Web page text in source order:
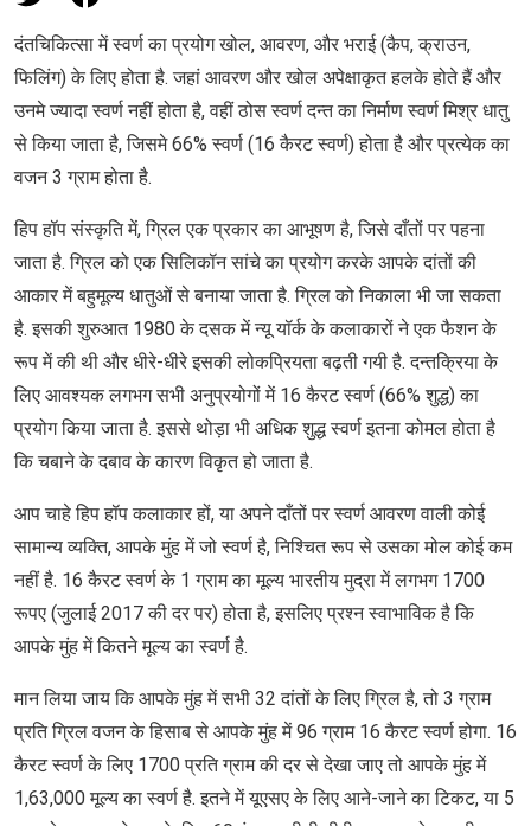
दंतचिकित्सा में स्वर्ण का प्रयोग खोल, आवरण, और भराई (कैप, क्राउन,
फिलिंग) के लिए होता है. जहां आवरण और खोल अपेक्षाकृत हलके होते हैं और
उनमे ज्यादा स्वर्ण नहीं होता है, वहीं ठोस स्वर्ण दन्त का निर्माण स्वर्ण मिश्र धातु
से किया जाता है, जिसमे 66% स्वर्ण (16 कैरट स्वर्ण) होता है और प्रत्येक का
वजन 3 ग्राम होता है.
हिप हॉप संस्कृति में, ग्रिल एक प्रकार का आभूषण है, जिसे दाँतों पर पहना
जाता है. ग्रिल को एक सिलिकॉन सांचे का प्रयोग करके आपके दांतों की
आकार में बहुमूल्य धातुओं से बनाया जाता है. ग्रिल को निकाला भी जा सकता
है. इसकी शुरुआत 1980 के दसक में न्यू यॉर्क के कलाकारों ने एक फैशन के
रूप में की थी और धीरे-धीरे इसकी लोकप्रियता बढ़ती गयी है. दन्तक्रिया के
लिए आवश्यक लगभग सभी अनुप्रयोगों में 16 कैरट स्वर्ण (66% शुद्ध) का
प्रयोग किया जाता है. इससे थोड़ा भी अधिक शुद्ध स्वर्ण इतना कोमल होता है
कि चबाने के दबाव के कारण विकृत हो जाता है.
आप चाहे हिप हॉप कलाकार हों, या अपने दाँतों पर स्वर्ण आवरण वाली कोई
सामान्य व्यक्ति, आपके मुंह में जो स्वर्ण है, निश्चित रूप से उसका मोल कोई कम
नहीं है. 16 कैरट स्वर्ण के 1 ग्राम का मूल्य भारतीय मुद्रा में लगभग 1700
रूपए (जुलाई 2017 की दर पर) होता है, इसलिए प्रश्न स्वाभाविक है कि
आपके मुंह में कितने मूल्य का स्वर्ण है.
मान लिया जाय कि आपके मुंह में सभी 32 दांतों के लिए ग्रिल है, तो 3 ग्राम
प्रति ग्रिल वजन के हिसाब से आपके मुंह में 96 ग्राम 16 कैरट स्वर्ण होगा. 16
कैरट स्वर्ण के लिए 1700 प्रति ग्राम की दर से देखा जाए तो आपके मुंह में
1,63,000 मूल्य का स्वर्ण है. इतने में यूएसए के लिए आने-जाने का टिकट, या 5